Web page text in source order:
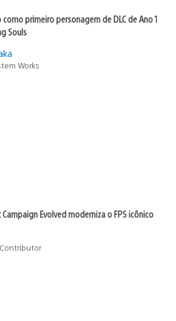
primeiro personagem de DLC de Ano 1
Souls
Works
Evolved moderniza o FPS icônico